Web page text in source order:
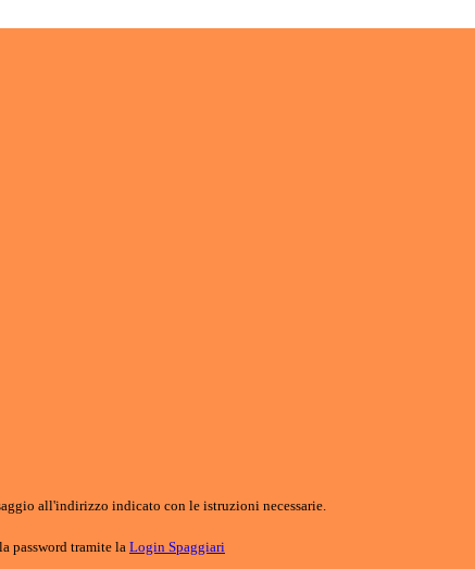
all'indirizzo indicato con le istruzioni necessarie.
password tramite la Login Spaggiari